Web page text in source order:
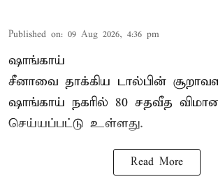
Published on: 09 Aug 2026, 4:36 pm
ஷாங்காய்
சீனாவை தாக்கிய டால்பின்
ஷாங்காய் நகரில் 80 சதவீத
செய்யப்பட்டு உள்ளது.
Read More